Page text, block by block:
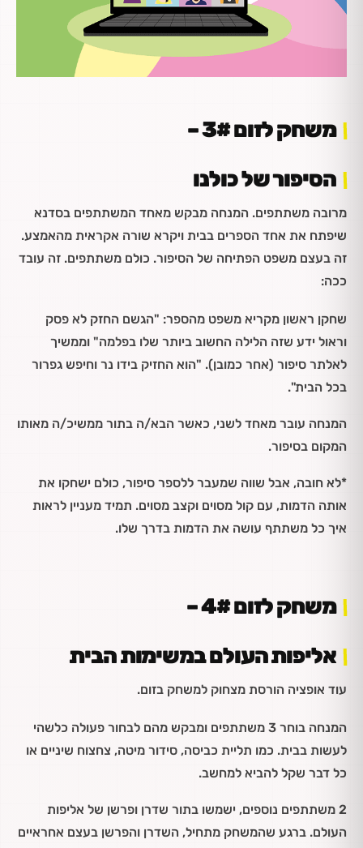
משחק לזום 3# –
הסיפור של כולנו
מרובה משתתפים. המנחה מבקש מאחד המשתתפים בסדנא
שיפתח את אחד הספרים בבית ויקרא שורה אקראית מהאמצע.
זה בעצם משפט הפתיחה של הסיפור. כולם משתתפים. זה עובד
ככה:
שחקן ראשון מקריא משפט מהספר: "הגשם החזק לא פסק
וראול ידע שזה הלילה החשוב ביותר שלו בפלמה" וממשיך
לאלתר סיפור (אחר כמובן). "הוא החזיק בידו נר וחיפש גפרור
בכל הבית".
המנחה עובר מאחד לשני, כאשר הבא/ה בתור ממשיכ/ה מאותו
המקום בסיפור.
*לא חובה, אבל שווה שמעבר ללספר סיפור, כולם ישחקו את
אותה הדמות, עם קול מסוים וקצב מסוים. תמיד מעניין לראות
איך כל משתתף עושה את הדמות בדרך שלו.
משחק לזום 4# –
אליפות העולם במשימות הבית
עוד אופציה הורסת מצחוק למשחק בזום.
המנחה בוחר 3 משתתפים ומבקש מהם לבחור פעולה כלשהי
לעשות בבית. כמו תליית כביסה, סידור מיטה, צחצוח שיניים או
כל דבר שקל להביא למחשב.
2 משתתפים נוספים, ישמשו בתור שדרן ופרשן של אליפות
העולם. ברגע שהמשחק מתחיל, השדרן והפרשן בעצם אחראיים